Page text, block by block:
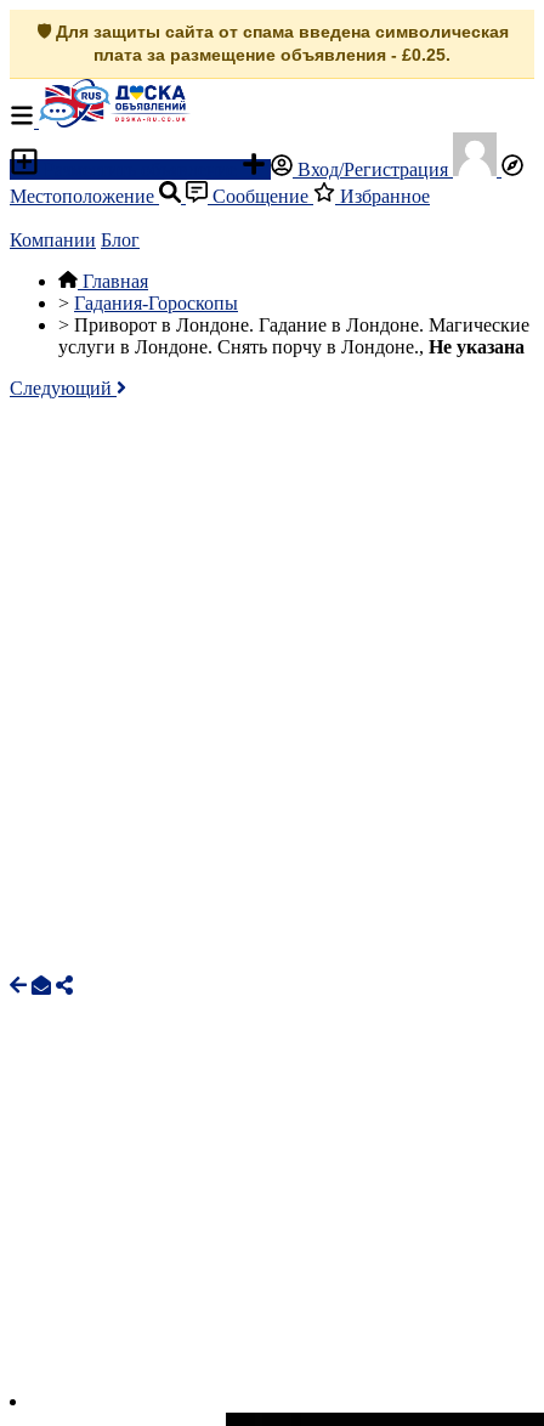
🛡️ Для защиты сайта от спама введена символическая
плата за размещение объявления - £0.25.
Вход/Регистрация
Местоположение
Сообщение Избранное
Компании Блог
Главная
> Гадания-Гороскопы
> Приворот в Лондоне. Гадание в Лондоне. Магические
услуги в Лондоне. Снять порчу в Лондоне., Не указана
Следующий